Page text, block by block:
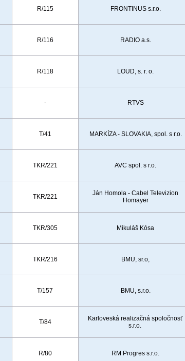
R/115 FRONTINUS s.r.o.
R/116 RADIO a.s.
R/118 LOUD, s. r. o.
- RTVS
T/41 MARKÍZA - SLOVAKIA, spol. s r.o.
TKR/221 AVC spol. s r.o.
TKR/221
Ján Homola - Cabel Televizion
Homayer
TKR/305 Mikuláš Kósa
TKR/216 BMU, sr.o,
T/157 BMU, s.r.o.
T/84
Karloveská realizačná spoločnosť
s.r.o.
R/80 RM Progres s.r.o.